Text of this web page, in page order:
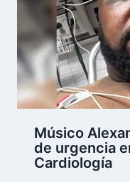
Músico
de urgencia
Cardiología